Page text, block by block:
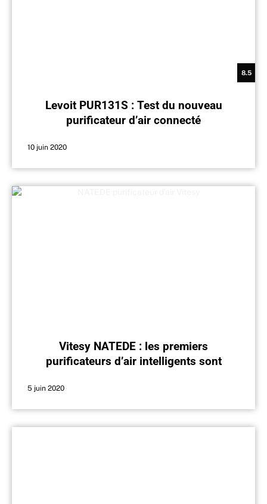
8.5
Levoit PUR131S : Test du nouveau
purificateur d’air connecté
10 juin 2020
Vitesy NATEDE : les premiers
purificateurs d’air intelligents sont
5 juin 2020